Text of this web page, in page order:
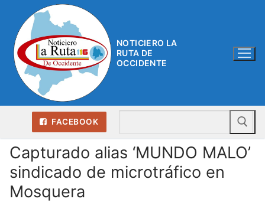
contenido
NOTICIERO LA
RUTA DE
OCCIDENTE
FACEBOOK
Capturado alias ‘MUNDO MALO’
sindicado de microtráfico en
Mosquera